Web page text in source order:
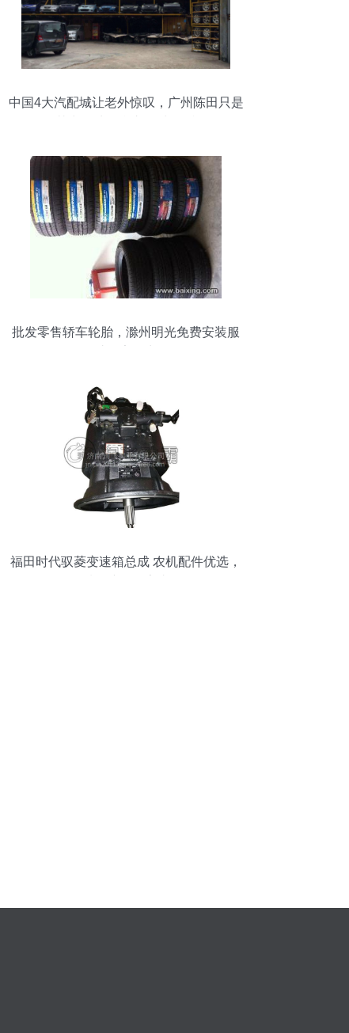
中国4大汽配城让老外惊叹，广州陈田只是
批发零售轿车轮胎，滁州明光免费安装服
福田时代驭菱变速箱总成 农机配件优选，